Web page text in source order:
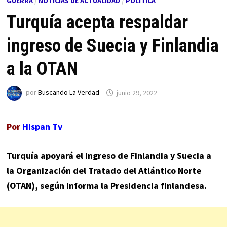
Turquía acepta respaldar
ingreso de Suecia y Finlandia
a la OTAN
porBuscando La Verdad junio 29, 2022
Por Hispan Tv
Turquía apoyará el ingreso de Finlandia y Suecia a
la Organización del Tratado del Atlántico Norte
(OTAN), según informa la Presidencia finlandesa.